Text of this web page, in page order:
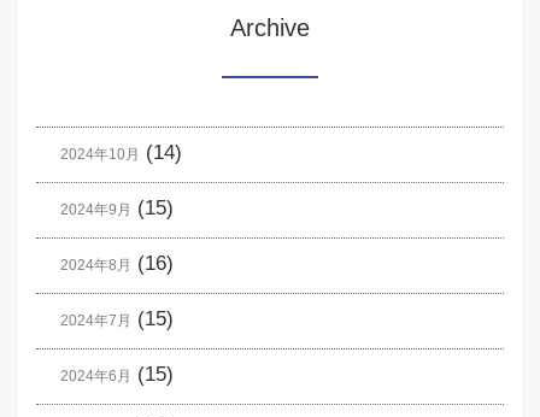
Archive
2024年10月 (14)
2024年9月 (15)
2024年8月 (16)
2024年7月 (15)
2024年6月 (15)